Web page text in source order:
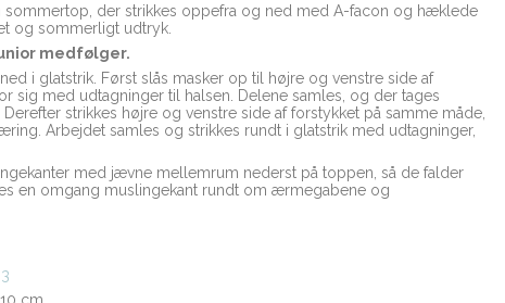
sommertop, der strikkes oppefra og ned med A-facon og hæklede
og sommerligt udtryk.
medfølger.
i glatstrik. Først slås masker op til højre og venstre side af
sig med udtagninger til halsen. Delene samles, og der tages
strikkes højre og venstre side af forstykket på samme måde,
Arbejdet samles og strikkes rundt i glatstrik med udtagninger,
med jævne mellemrum nederst på toppen, så de falder
en omgang muslingekant rundt om ærmegabene og